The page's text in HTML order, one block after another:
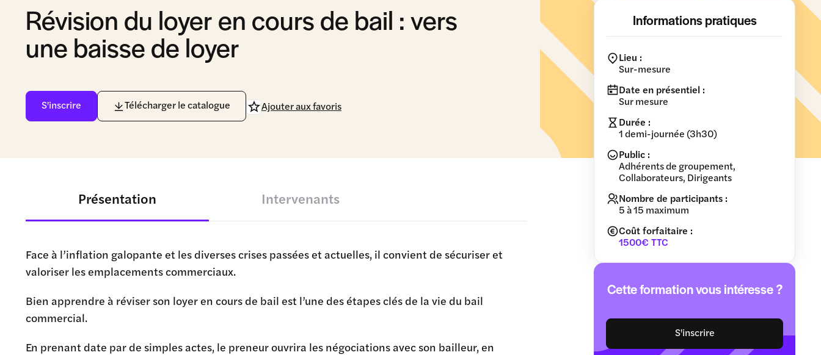
Révision du loyer en cours de bail : vers
une baisse de loyer
S'inscrire Télécharger le catalogue Ajouter aux favoris
Informations pratiques
Lieu :
Sur-mesure
Date en présentiel :
Sur mesure
Durée :
1 demi-journée (3h30)
Public :
Adhérents de groupement,
Collaborateurs, Dirigeants
Nombre de participants :
5 à 15 maximum
Coût forfaitaire :
1500€ TTC
Cette formation vous intéresse ?
S'inscrire
Présentation Intervenants
Face à l’inflation galopante et les diverses crises passées et actuelles, il convient de sécuriser et
valoriser les emplacements commerciaux.
Bien apprendre à réviser son loyer en cours de bail est l’une des étapes clés de la vie du bail
commercial.
En prenant date par de simples actes, le preneur ouvrira les négociations avec son bailleur, en